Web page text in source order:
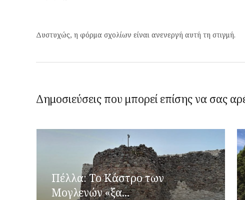
Δυστυχώς, η φόρμα σχολίων είναι ανενεργή αυτή τη στιγμή.
Δημοσιεύσεις που μπορεί επίσης να σας
Πέλλα: Το Κάστρο των
Μογλενών «ξα...